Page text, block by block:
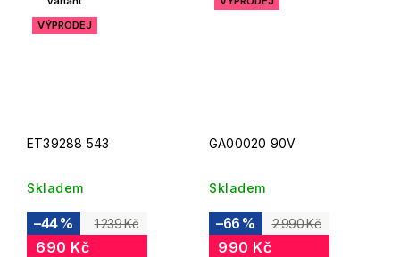
VÝPRODEJ
ET39288 543
Skladem
1 239 Kč
–44 %
690 Kč
GA00020 90V
Skladem
2 990 Kč
–66 %
990 Kč